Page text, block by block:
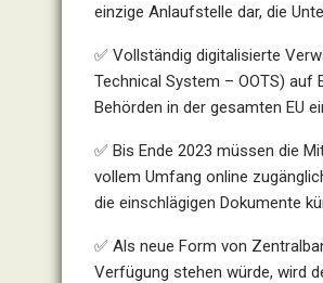
einzige Anlaufstelle dar, die
✅ Vollständig digitalisierte
Technical System – OOTS)
Behörden in der gesamten EU
✅ Bis Ende 2023 müssen die
vollem Umfang online
die einschlägigen Dokumente
✅ Als neue Form von
Verfügung stehen würde, wird